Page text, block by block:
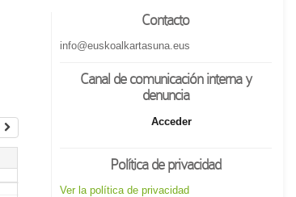
Contacto
info@euskoalkartasuna.eus
Canal de comunicación interna y
denuncia
Acceder
Política de privacidad
Ver la política de privacidad